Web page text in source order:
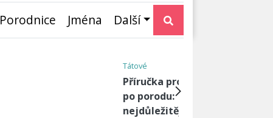
Porodnice Jména Další
Všechno špatně: Jsem
těhotná a partner si
našel milenku!